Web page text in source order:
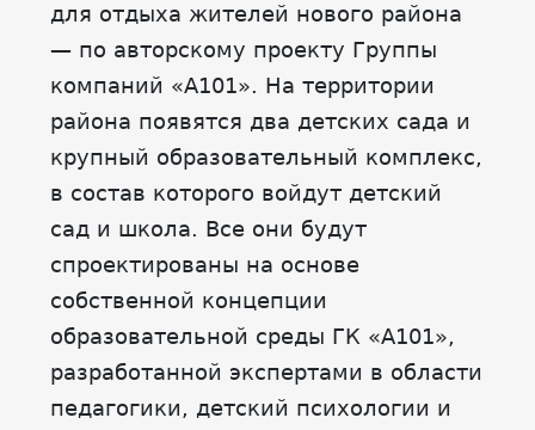
для отдыха жителей нового района
— по авторскому проекту Группы
компаний «А101». На территории
района появятся два детских сада и
крупный образовательный комплекс,
в состав которого войдут детский
сад и школа. Все они будут
спроектированы на основе
собственной концепции
образовательной среды ГК «А101»,
разработанной экспертами в области
педагогики, детский психологии и